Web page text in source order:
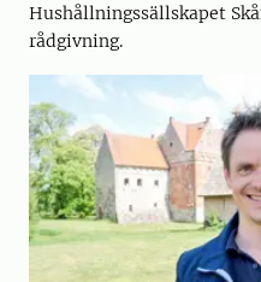
Hushållningssällskapet
rådgivning.